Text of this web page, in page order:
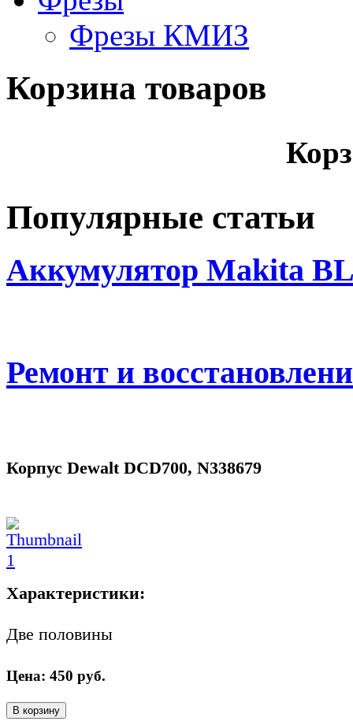
Фрезы КМИЗ
Корзина товаров
Популярные статьи
Аккумулятор Makita
Ремонт и
Корпус Dewalt DCD700, N338679
Характеристики:
Две половины
Цена: 450 руб.
В корзину